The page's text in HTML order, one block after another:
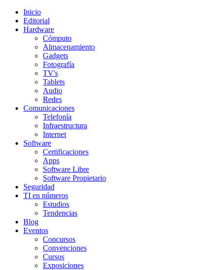
Inicio
Editorial
Hardware
Cómputo
Almacenamiento
Gadgets
Fotografía
TV's
Tablets
Audio
Redes
Comunicaciones
Telefonía
Infraestructura
Internet
Software
Certificaciones
Apps
Software Libre
Software Propietario
Seguridad
TI en números
Estudios
Tendencias
Blog
Eventos
Concursos
Convenciones
Cursos
Exposiciones